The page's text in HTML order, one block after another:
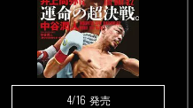
4/16 発売